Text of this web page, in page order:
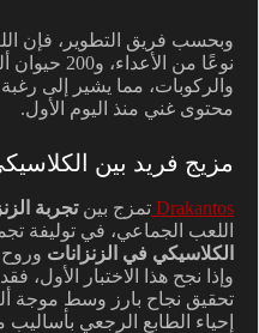
نوعًا من
والركوبات، مما يشير إلى
محتوى غني منذ اليوم الأول.
مزيج فريد بين
Drakantos تمزج بينتجربة
اللعب الجماعي، في توليفة
الكلاسيكي في الزنزانات
تحقيق نجاح بارز وسط موجة
إحياء الطابع الرجعي بأساليب